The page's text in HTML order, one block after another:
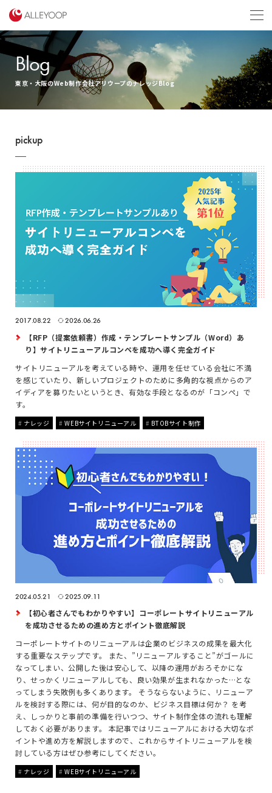
Blog
東京・大阪のWeb制作会社アリウープのナレッジBlog
pickup
2017.08.22 2026.06.26
【RFP（提案依頼書）作成・テンプレートサンプル（Word）あ
り】サイトリニューアルコンペを成功へ導く完全ガイド
サイトリニューアルを考えている時や、運用を任せている会社に不満
を感じていたり、新しいプロジェクトのために多角的な視点からのア
イディアを募りたいというとき、有効な手段となるのが「コンペ」で
す。
ナレッジ WEBサイトリニューアル BTOBサイト制作
2024.05.21 2025.09.11
【初心者さんでもわかりやすい】コーポレートサイトリニューアル
を成功させるための進め方とポイント徹底解説
コーポレートサイトのリニューアルは企業のビジネスの成果を最大化
する重要なステップです。 また、”リニューアルすること”がゴールに
なってしまい、公開した後は安心して、以降の運用がおろそかにな
り、せっかくリニューアルしても、良い効果が生まれなかった…とな
ってしまう失敗例も多くあります。 そうならないように、リニューア
ルを検討する際には、何が目的なのか、ビジネス目標は何か？ を考
え、しっかりと事前の準備を行いつつ、サイト制作全体の流れも理解
しておく必要があります。 本記事ではリニューアルにおける大切なポ
イントや進め方を解説しますので、これからサイトリニューアルを検
討している方はぜひ参考にしてください。
ナレッジ WEBサイトリニューアル